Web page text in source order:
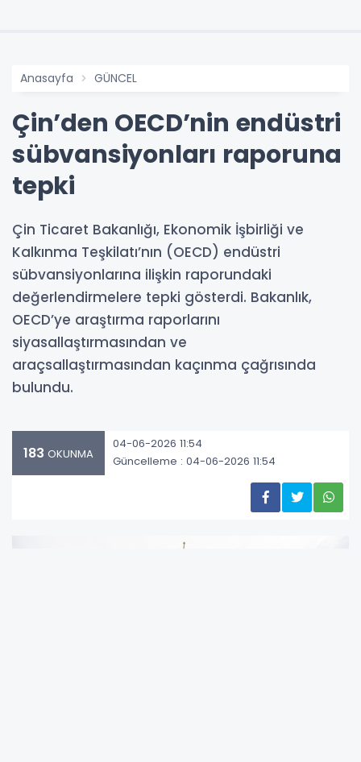
Anasayfa GÜNCEL
Çin’den OECD’nin endüstri
sübvansiyonları raporuna
tepki
Çin Ticaret Bakanlığı, Ekonomik İşbirliği ve
Kalkınma Teşkilatı’nın (OECD) endüstri
sübvansiyonlarına ilişkin raporundaki
değerlendirmelere tepki gösterdi. Bakanlık,
OECD’ye araştırma raporlarını
siyasallaştırmasından ve
araçsallaştırmasından kaçınma çağrısında
bulundu.
183 OKUNMA
04-06-2026 11:54
Güncelleme : 04-06-2026 11:54